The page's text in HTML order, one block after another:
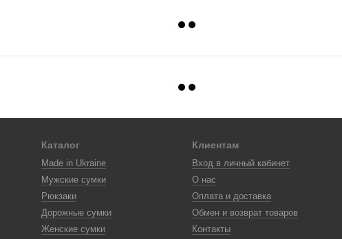
Каталог
Made in Ukraine
Мужские сумки
Рюкзаки
Дорожные сумки
Женские сумки
Клиентам
Вход в личный кабинет
О нас
Оплата и доставка
Обмен и возврат товаров
Контакты